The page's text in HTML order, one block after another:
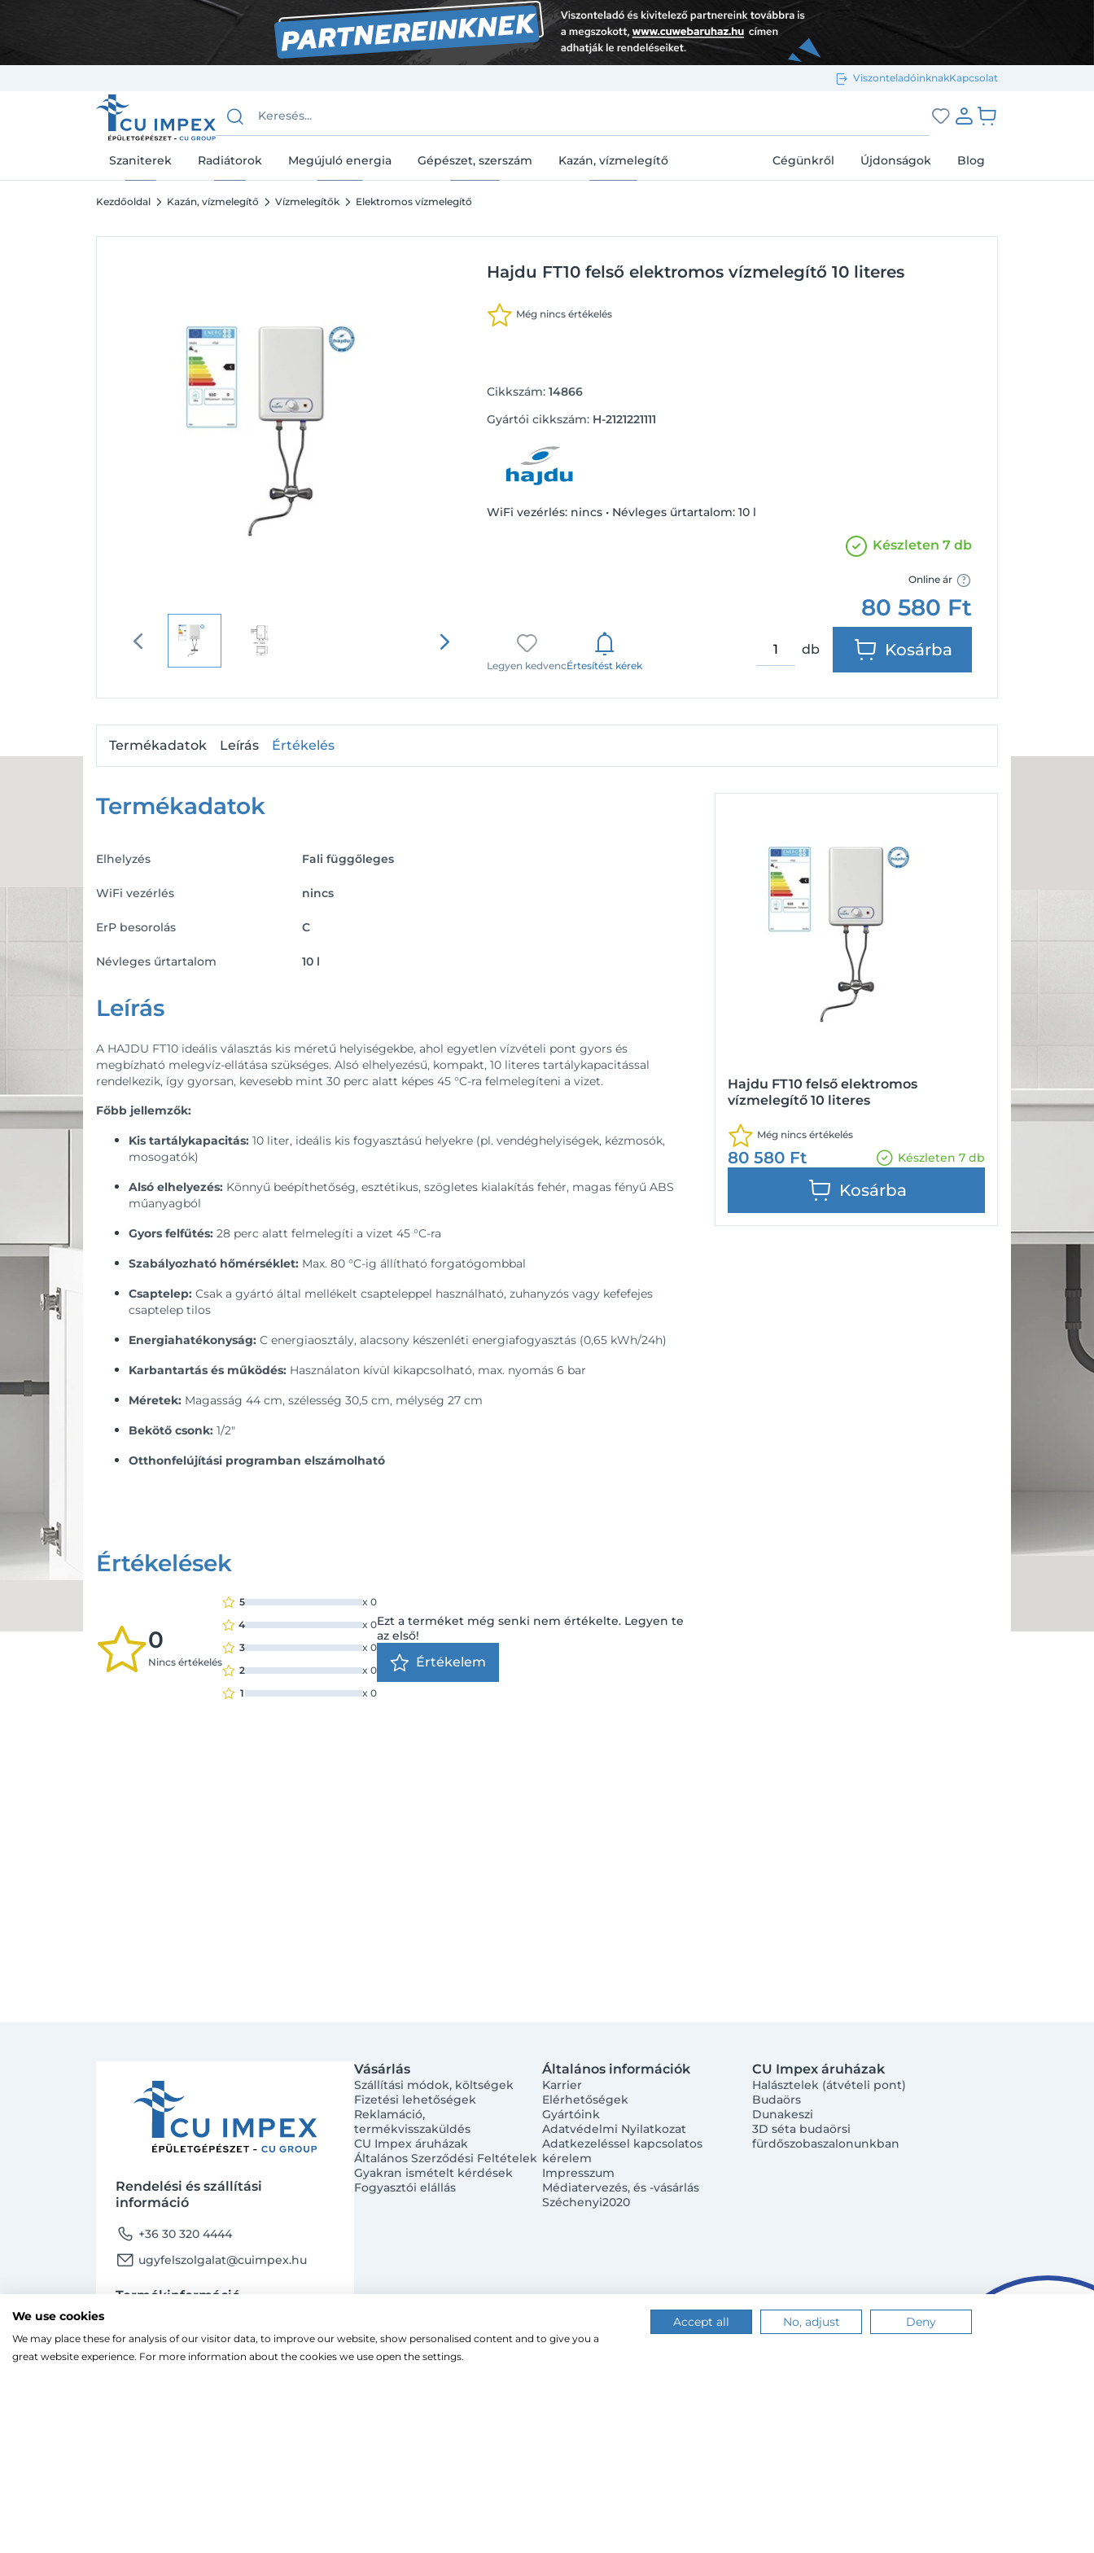
ViszonteladóinknakKapcsolat
Bejelentkezés e-mail-címmel
Szaniterek Radiátorok Megújuló energia Gépészet, szerszám Kazán, vízmelegítő Cégünkről Újdonságok Blog
Kezdőoldal Kazán, vízmelegítő Vízmelegítők Elektromos vízmelegítő
Hajdu FT10 felső elektromos vízmelegítő 10 literes
Még nincs értékelés
Cikkszám: 14866
Gyártói cikkszám: H-2121221111
WiFi vezérlés: nincs • Névleges űrtartalom: 10 l
Legyen kedvencÉrtesítést kérek
Készleten 7 db
Online ár
80 580 Ft
db Kosárba
Hajdu FT10 felső elektromos
vízmelegítő 10 literes
Még nincs értékelés
80 580 Ft Készleten 7 db
Kosárba
Termékadatok Leírás Értékelés
Termékadatok
Elhelyzés Fali függőleges
WiFi vezérlés nincs
ErP besorolás C
Névleges űrtartalom 10 l
Leírás
A HAJDU FT10 ideális választás kis méretű helyiségekbe, ahol egyetlen vízvételi pont gyors és
megbízható melegvíz-ellátása szükséges. Alsó elhelyezésű, kompakt, 10 literes tartálykapacitással
rendelkezik, így gyorsan, kevesebb mint 30 perc alatt képes 45 °C-ra felmelegíteni a vizet.
Főbb jellemzők:
Kis tartálykapacitás: 10 liter, ideális kis fogyasztású helyekre (pl. vendéghelyiségek, kézmosók,
mosogatók)
Alsó elhelyezés: Könnyű beépíthetőség, esztétikus, szögletes kialakítás fehér, magas fényű ABS
műanyagból
Gyors felfűtés: 28 perc alatt felmelegíti a vizet 45 °C-ra
Szabályozható hőmérséklet: Max. 80 °C-ig állítható forgatógombbal
Csaptelep: Csak a gyártó által mellékelt csapteleppel használható, zuhanyzós vagy kefefejes
csaptelep tilos
Energiahatékonyság: C energiaosztály, alacsony készenléti energiafogyasztás (0,65 kWh/24h)
Karbantartás és működés: Használaton kívül kikapcsolható, max. nyomás 6 bar
Méretek: Magasság 44 cm, szélesség 30,5 cm, mélység 27 cm
Bekötő csonk: 1/2"
Otthonfelújítási programban elszámolható
Értékelések
0
Nincs értékelés
5 x 0
4
x 0
3
x 0
2
x 0
1
x 0
Ezt a terméket még senki nem értékelte. Legyen te
az első!
Értékelem
Rendelési és szállítási
információ
phone +36 30 320 4444
email ugyfelszolgalat@cuimpex.hu
Termékinformáció
email ugyfelszolgalat@cuimpex.hu
Vásárlás
Szállítási módok, költségek
Fizetési lehetőségek
Reklamáció,
termékvisszaküldés
CU Impex áruházak
Általános Szerződési Feltételek
Gyakran ismételt kérdések
Fogyasztói elállás
Általános információk
Karrier
Elérhetőségek
Gyártóink
Adatvédelmi Nyilatkozat
Adatkezeléssel kapcsolatos
kérelem
Impresszum
Médiatervezés, és -vásárlás
Széchenyi2020
CU Impex áruházak
Halásztelek (átvételi pont)
Budaörs
Dunakeszi
3D séta budaörsi
fürdőszobaszalonunkban
Ahogy a legtöbb weboldal, a miénk is sütiket (cookie-kat) használ a nagyobb felhasználói élmény érdekében.
A böngészés folytatásával hozzájárulsz a sütik használatához.
We use cookies
We may place these for analysis of our visitor data, to improve our website, show personalised content and to give you a
great website experience. For more information about the cookies we use open the settings.
Accept all No, adjust Deny